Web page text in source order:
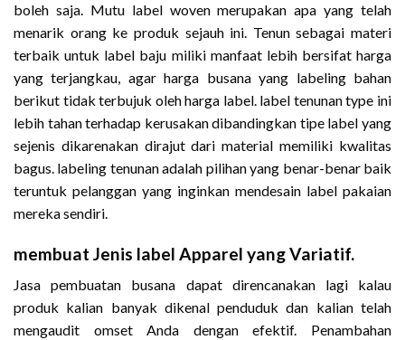
boleh saja. Mutu label woven merupakan apa yang telah
menarik orang ke produk sejauh ini. Tenun sebagai materi
terbaik untuk label baju miliki manfaat lebih bersifat harga
yang terjangkau, agar harga busana yang labeling bahan
berikut tidak terbujuk oleh harga label. label tenunan type ini
lebih tahan terhadap kerusakan dibandingkan tipe label yang
sejenis dikarenakan dirajut dari material memiliki kwalitas
bagus. labeling tenunan adalah pilihan yang benar-benar baik
teruntuk pelanggan yang inginkan mendesain label pakaian
mereka sendiri.
membuat Jenis label Apparel yang Variatif.
Jasa pembuatan busana dapat direncanakan lagi kalau
produk kalian banyak dikenal penduduk dan kalian telah
mengaudit omset Anda dengan efektif. Penambahan